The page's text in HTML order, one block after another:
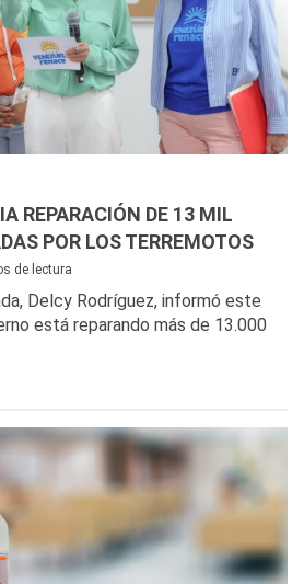
REPARACIÓN DE 13 MIL
POR LOS TERREMOTOS
de lectura
Delcy Rodríguez, informó este
está reparando más de 13.000